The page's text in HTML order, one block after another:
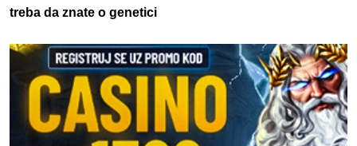
treba da znate o genetici